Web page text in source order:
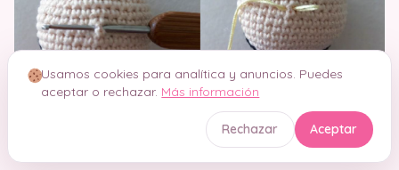
Usamos cookies para analítica y anuncios. Puedes
aceptar o rechazar. Más información
Rechazar Aceptar